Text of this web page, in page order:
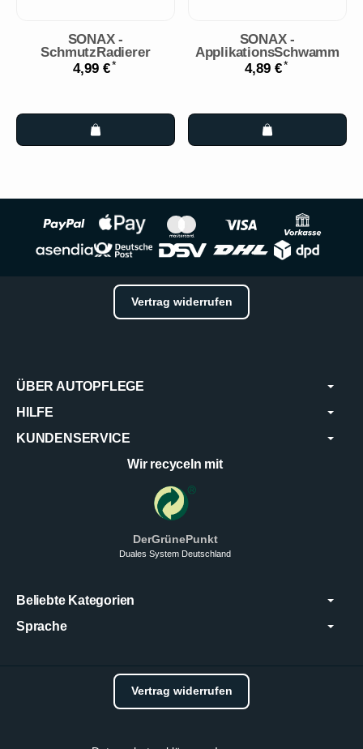
SONAX -
SchmutzRadierer
4,99 €*
SONAX -
ApplikationsSchwamm
4,89 €*
Vertrag widerrufen
ÜBER AUTOPFLEGE
HILFE
KUNDENSERVICE
Wir recyceln mit
DerGrünePunkt
Duales System Deutschland
Beliebte Kategorien
Sprache
Vertrag widerrufen